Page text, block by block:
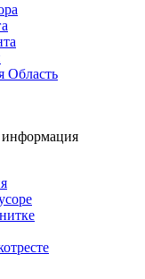
Область
информация